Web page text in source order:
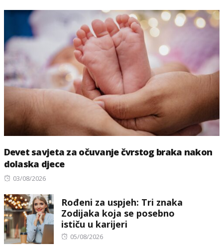
Devet savjeta za očuvanje čvrstog braka nakon
dolaska djece
Posted
03/08/2026
Rođeni za uspjeh: Tri znaka
Zodijaka koja se posebno
ističu u karijeri
Posted
05/08/2026